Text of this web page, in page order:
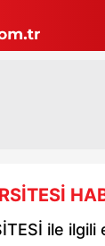
ile